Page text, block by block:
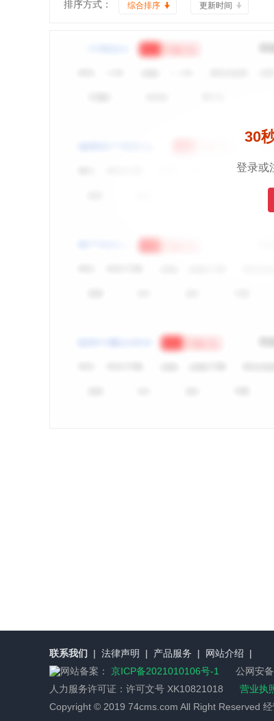
排序方式： 综合排序 更新时间
30
登录或
联系我们 | 法律声明 | 产品服务 | 网站介绍 |
网站备案： 京ICP备2021010106号-1 公网安备
人力服务许可证： 许可文号 XK10821018
营业执
Copyright © 2019 74cms.com All Right Reserved